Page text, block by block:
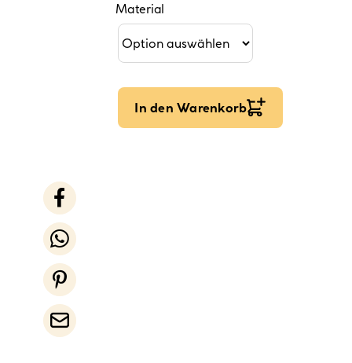
Material
In den Warenkorb